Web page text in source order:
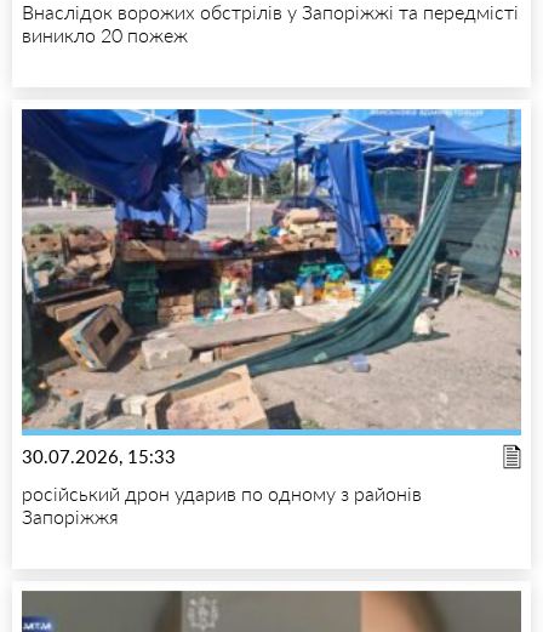
Внаслідок ворожих обстрілів у Запоріжжі та передмісті
виникло 20 пожеж
30.07.2026, 15:33
російський дрон ударив по одному з районів
Запоріжжя